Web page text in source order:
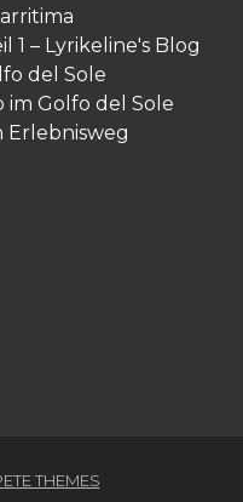
1 – Lyrikeline's Blog
del Sole
Golfo del Sole
Erlebnisweg
THEMES